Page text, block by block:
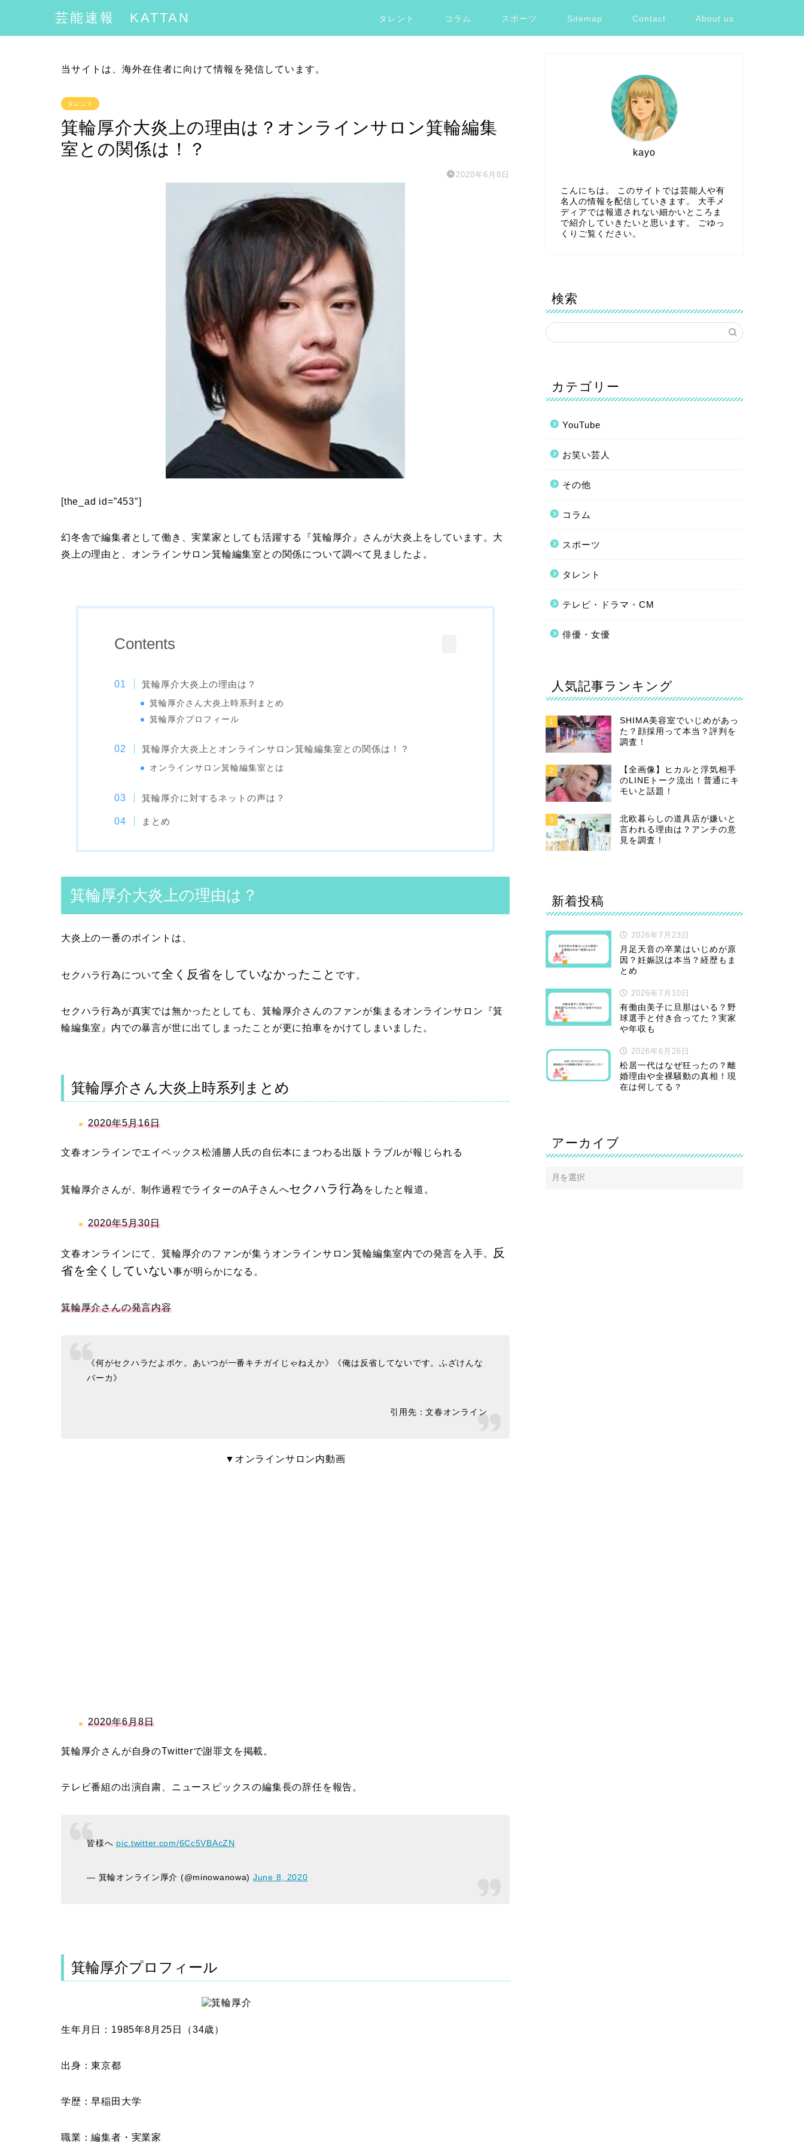
芸能速報 KATTAN タレント コラム スポーツ Sitemap Contact About us
当サイトは、海外在住者に向けて情報を発信しています。
タレント
箕輪厚介大炎上の理由は？オンラインサロン箕輪編集
室との関係は！？
2020年6月8日
[the_ad id=”453″]
幻冬舎で編集者として働き、実業家としても活躍する『箕輪厚介』さんが大炎上をしています。大
炎上の理由と、オンラインサロン箕輪編集室との関係について調べて見ましたよ。
Contents
箕輪厚介大炎上の理由は？
箕輪厚介さん大炎上時系列まとめ
箕輪厚介プロフィール
箕輪厚介大炎上とオンラインサロン箕輪編集室との関係は！？
オンラインサロン箕輪編集室とは
箕輪厚介に対するネットの声は？
まとめ
箕輪厚介大炎上の理由は？
大炎上の一番のポイントは、
セクハラ行為について全く反省をしていなかったこと です。
セクハラ行為が真実では無かったとしても、箕輪厚介さんのファンが集まるオンラインサロン『箕
輪編集室』内での暴言が世に出てしまったことが更に拍車をかけてしまいました。
箕輪厚介さん大炎上時系列まとめ
2020年5月16日
文春オンラインでエイベックス松浦勝人氏の自伝本にまつわる出版トラブルが報じられる
箕輪厚介さんが、制作過程でライターのA子さんへセクハラ行為 をしたと報道。
2020年5月30日
文春オンラインにて、箕輪厚介のファンが集うオンラインサロン箕輪編集室内での発言を入手。
反
省を全くしていない事が明らかになる。
箕輪厚介さんの発言内容
《何がセクハラだよボケ。あいつが一番キチガイじゃねえか》《俺は反省してないです。ふざけんな
バーカ》
引用先：文春オンライン
▼オンラインサロン内動画
2020年6月8日
箕輪厚介さんが自身のTwitterで謝罪文を掲載。
テレビ番組の出演自粛、ニュースピックスの編集長の辞任を報告。
皆様へ pic.twitter.com/6Cc5VBAcZN
— 箕輪オンライン厚介 (@minowanowa) June 8, 2020
箕輪厚介プロフィール
生年月日：1985年8月25日（34歳）
出身：東京都
学歴：早稲田大学
職業：編集者・実業家
kayo
こんにちは。 このサイトでは芸能人や有
名人の情報を配信していきます。 大手メ
ディアでは報道されない細かいところま
で紹介していきたいと思います。 ごゆっ
くりご覧ください。
検索
カテゴリー
YouTube
お笑い芸人
その他
コラム
スポーツ
タレント
テレビ・ドラマ・CM
俳優・女優
人気記事ランキング
1
SHIMA美容室でいじめがあっ
た？顔採用って本当？評判を
調査！
2
【全画像】ヒカルと浮気相手
のLINEトーク流出！普通にキ
モいと話題！
3
北欧暮らしの道具店が嫌いと
言われる理由は？アンチの意
見を調査！
新着投稿
2026年7月23日
月足天音の卒業はいじめが原
因？妊娠説は本当？経歴もま
とめ
2026年7月10日
有働由美子に旦那はいる？野
球選手と付き合ってた？実家
や年収も
2026年6月26日
松居一代はなぜ狂ったの？離
婚理由や全裸騒動の真相！現
在は何してる？
アーカイブ